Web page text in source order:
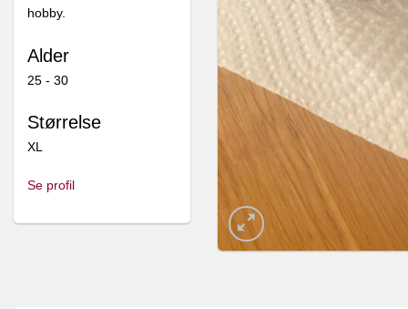
hobby.
Alder
25 - 30
Størrelse
XL
Se profil